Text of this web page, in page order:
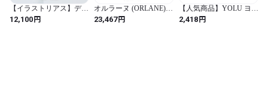
【イラストリアス】デイ
クリームSPF50
12,100円
オルラーヌ (ORLANE)
B21 エクストラオーディ
ネール ローション ＜化
23,467円
【人気商品】YOLU ヨル
スキン オーバーナイト
ジェルクリーム クリア
2,418円